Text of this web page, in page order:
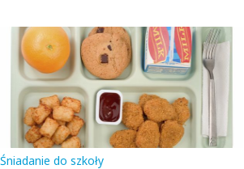
Śniadanie do szkoły